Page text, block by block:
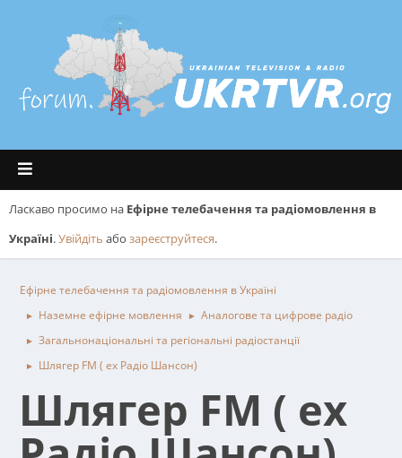
Ласкаво просимо на Ефірне телебачення та радіомовлення в
Україні.Увійдіть або зареєструйтеся.
Ефірне телебачення та радіомовлення в Україні
► Наземне ефірне мовлення ► Аналогове та цифрове радіо
► Загальнонаціональні та регіональні радіостанції
► Шлягер FM ( ex Радіо Шансон)
Шлягер FM ( ex